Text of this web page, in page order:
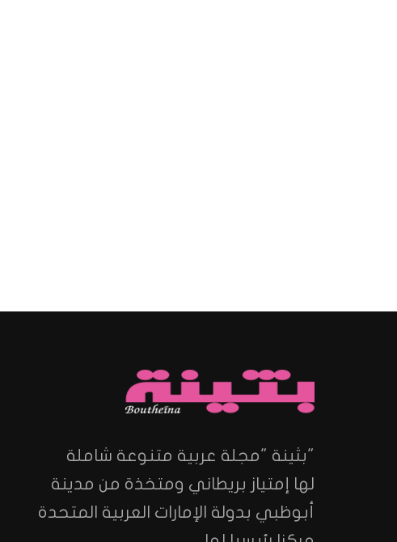
"بثينة "مجلة عربية متنوعة شاملة
لها إمتياز بريطاني ومتخذة من مدينة
أبوظبي بدولة الإمارات العربية المتحدة